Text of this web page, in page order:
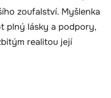
zoufalství. Myšlenka
plný lásky a podpory,
realitou její